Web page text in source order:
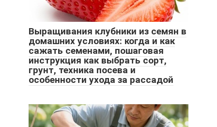
Выращивания клубники из семян в
домашних условиях: когда и как
сажать семенами, пошаговая
инструкция как выбрать сорт,
грунт, техника посева и
особенности ухода за рассадой